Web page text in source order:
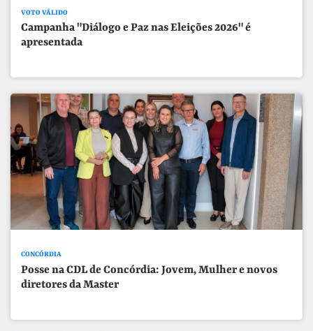
VOTO VÁLIDO
Campanha "Diálogo e Paz nas Eleições 2026" é
apresentada
CONCÓRDIA
Posse na CDL de Concórdia: Jovem, Mulher e novos
diretores da Master